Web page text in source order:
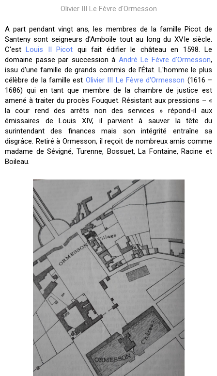
Olivier III Le Fèvre d'Ormesson
A part pendant vingt ans, les membres de la famille Picot de
Santeny sont seigneurs d'Amboile tout au long du XVIe siècle.
C'estLouis II Picot qui fait édifier le château en 1598. Le
domaine passe par succession à André Le Fèvre d'Ormesson,
issu d'une famille de grands commis de l'État. L'homme le plus
célèbre de la famille est Olivier III Le Fèvre d'Ormesson (1616 –
1686) qui en tant que membre de la chambre de justice est
amené à traiter du procès Fouquet. Résistant aux pressions – «
la cour rend des arrêts non des services » répond-il aux
émissaires de Louis XIV, il parvient à sauver la tête du
surintendant des finances mais son intégrité entraîne sa
disgrâce. Retiré à Ormesson, il reçoit de nombreux amis comme
madame de Sévigné, Turenne, Bossuet, La Fontaine, Racine et
Boileau.